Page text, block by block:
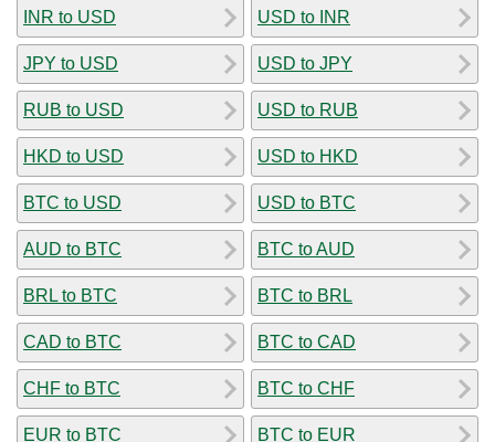
INR to USD
JPY to USD
RUB to USD
HKD to USD
BTC to USD
AUD to BTC
BRL to BTC
CAD to BTC
CHF to BTC
EUR to BTC
USD to INR
USD to JPY
USD to RUB
USD to HKD
USD to BTC
BTC to AUD
BTC to BRL
BTC to CAD
BTC to CHF
BTC to EUR